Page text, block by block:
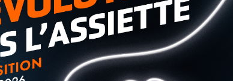
magie du 30 novembre au 5 janvier 2025.